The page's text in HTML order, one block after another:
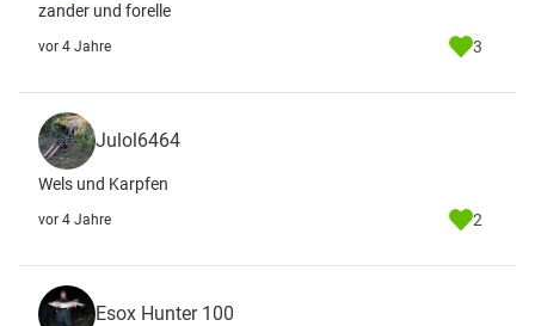
zander und forelle
vor 4 Jahre 3
Julol6464
Wels und Karpfen
vor 4 Jahre 2
Esox Hunter 100